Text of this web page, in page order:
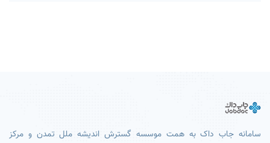
سامانه جاب داک به همت موسسه گسترش اندیشه ملل تمدن و مرکز